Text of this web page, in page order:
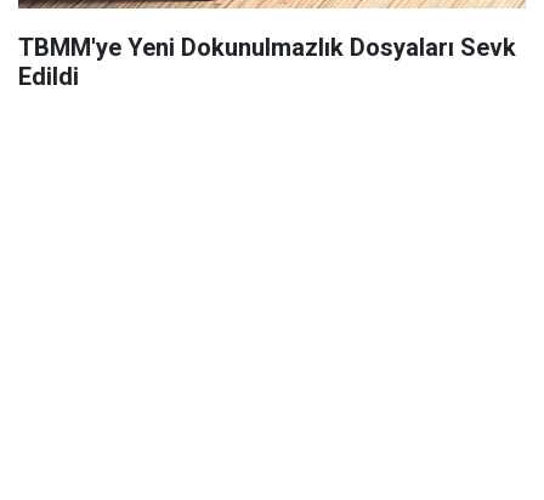
TBMM'ye Yeni Dokunulmazlık Dosyaları Sevk
Edildi